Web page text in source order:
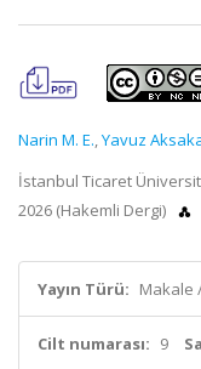
Narin M. E.,Yavuz
İstanbul Ticaret
2026 (Hakemli Dergi)
Yayın Türü: Makale
Cilt numarası: 9